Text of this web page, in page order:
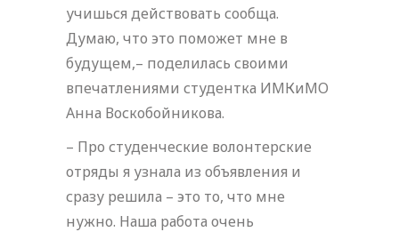
учишься действовать сообща.
Думаю, что это поможет мне в
будущем,– поделилась своими
впечатлениями студентка ИМКиМО
Анна Воскобойникова.
– Про студенческие волонтерские
отряды я узнала из объявления и
сразу решила – это то, что мне
нужно. Наша работа очень